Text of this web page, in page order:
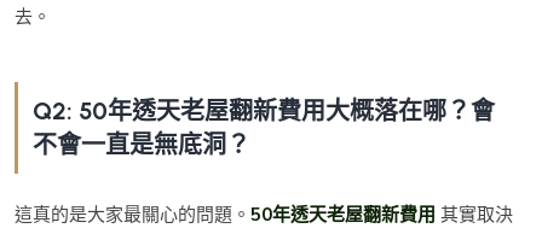
去。
Q2: 50年透天老屋翻新費用大概落在哪？會
不會一直是無底洞？
這真的是大家最關心的問題。 50年透天老屋翻新費用 其實取決